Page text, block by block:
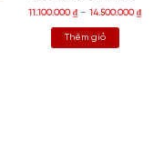
11.100.000₫ – 14.500.000₫
Thêm giỏ